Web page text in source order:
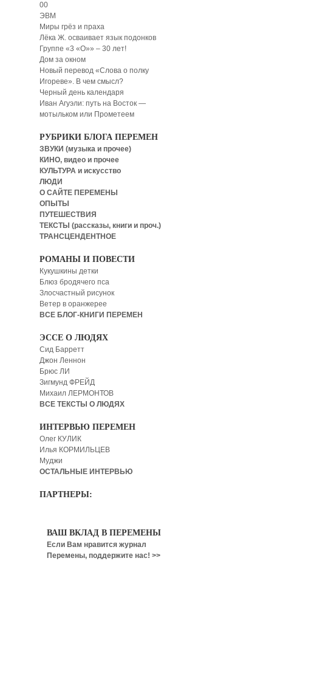
00
ЭВМ
Миры грёз и праха
Лёка Ж. осваивает язык подонков
Группе «3 «О»» – 30 лет!
Дом за окном
Новый перевод «Слова о полку
Игореве». В чем смысл?
Черный день календаря
Иван Агуэли: путь на Восток —
мотыльком или Прометеем
РУБРИКИ БЛОГА ПЕРЕМЕН
ЗВУКИ (музыка и прочее)
КИНО, видео и прочее
КУЛЬТУРА и искусство
ЛЮДИ
О САЙТЕ ПЕРЕМЕНЫ
ОПЫТЫ
ПУТЕШЕСТВИЯ
ТЕКСТЫ (рассказы, книги и проч.)
ТРАНСЦЕНДЕНТНОЕ
РОМАНЫ И ПОВЕСТИ
Кукушкины детки
Блюз бродячего пса
Злосчастный рисунок
Ветер в оранжерее
ВСЕ БЛОГ-КНИГИ ПЕРЕМЕН
ЭССЕ О ЛЮДЯХ
Сид Барретт
Джон Леннон
Брюс ЛИ
Зигмунд ФРЕЙД
Михаил ЛЕРМОНТОВ
ВСЕ ТЕКСТЫ О ЛЮДЯХ
ИНТЕРВЬЮ ПЕРЕМЕН
Олег КУЛИК
Илья КОРМИЛЬЦЕВ
Муджи
ОСТАЛЬНЫЕ ИНТЕРВЬЮ
ПАРТНЕРЫ:
ВАШ ВКЛАД В ПЕРЕМЕНЫ
Если Вам нравится журнал
Перемены, поддержите нас! >>